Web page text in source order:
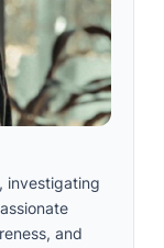
investigating
and